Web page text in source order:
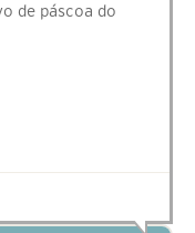
de páscoa do